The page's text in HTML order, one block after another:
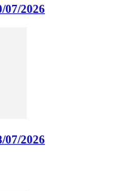
07/2026
07/2026